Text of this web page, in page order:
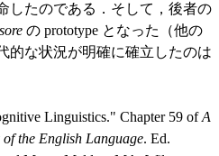
したのである．そして，後者の
sore の prototype となった（他の
的な状況が明確に確立したのは
Linguistics." Chapter 59 ofA
the English Language. Ed.